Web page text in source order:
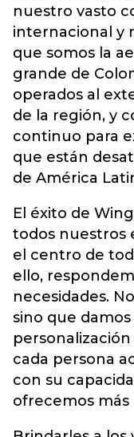
nuestro vasto
internacional y
que somos la
grande de
operados al
de la región, y
continuo para
que están
de América
El éxito de
todos nuestros
el centro de
ello,
necesidades.
sino que
cada persona
con su
ofrecemos más